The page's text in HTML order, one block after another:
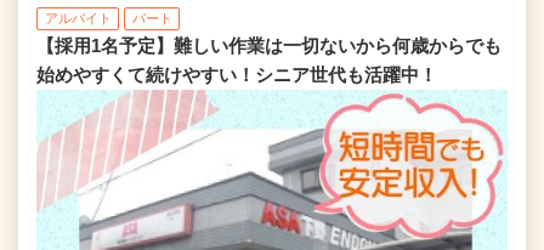
アルバイト パート
【採用1名予定】難しい作業は一切ないから何歳からでも
始めやすくて続けやすい！シニア世代も活躍中！